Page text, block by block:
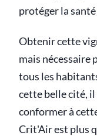
protéger la
Obtenir cette
mais nécessaire
tous les
cette belle cité, il
conformer à
Crit'Air est plus